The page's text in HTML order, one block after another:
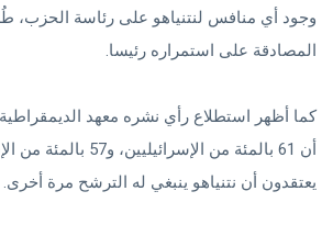
وجود أي منافس لنتنياهو على رئاسة الحزب،
المصادقة على استمراره رئيسا.
كما أظهر استطلاع رأي نشره معهد الديمقراطية
أن 61 بالمئة من
يعتقدون أن نتنياهو ينبغي له الترشح مرة أخرى.